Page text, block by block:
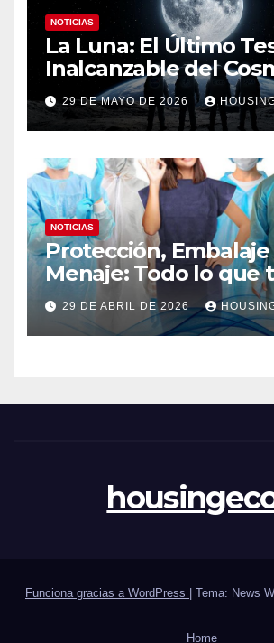
NOTICIAS
La Luna: El Último
Inalcanzable del
29 DE MAYO DE 2026
NOTICIAS
Protección, Embalaje
Menaje: Todo lo que
negocio necesita en
lugar
29 DE ABRIL DE 2026
Funciona gracias a WordPress Tema: News
Home